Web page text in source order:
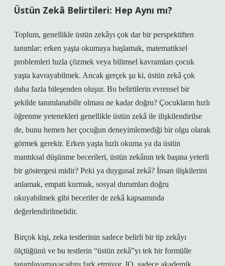
Üstün Zekâ Belirtileri: Hep Aynı mı?
Toplum, genellikle üstün zekâyı çok dar bir perspektiften
tanımlar: erken yaşta okumaya başlamak, matematiksel
problemleri hızla çözmek veya bilimsel kavramları çocuk
yaşta kavrayabilmek. Ancak gerçek şu ki, üstün zekâ çok
daha fazla bileşenden oluşur. Bu belirtilerin evrensel bir
şekilde tanımlanabilir olması ne kadar doğru? Çocukların hızlı
öğrenme yetenekleri genellikle üstün zekâ ile ilişkilendirilse
de, bunu hemen her çocuğun deneyimlemediği bir olgu olarak
görmek gerekir. Erken yaşta hızlı okuma ya da üstün
mantıksal düşünme becerileri, üstün zekânın tek başına yeterli
bir göstergesi midir? Peki ya duygusal zekâ? İnsan ilişkilerini
anlamak, empati kurmak, sosyal durumları doğru
okuyabilmek gibi beceriler de zekâ kapsamında
değerlendirilmelidir.
Birçok kişi, zeka testlerinin sadece belirli bir tip zekâyı
ölçtüğünü ve bu testlerin “üstün zekâ”yı tek bir formülle
tanımlayamayacağını fark etmiyor. IQ, sadece akademik